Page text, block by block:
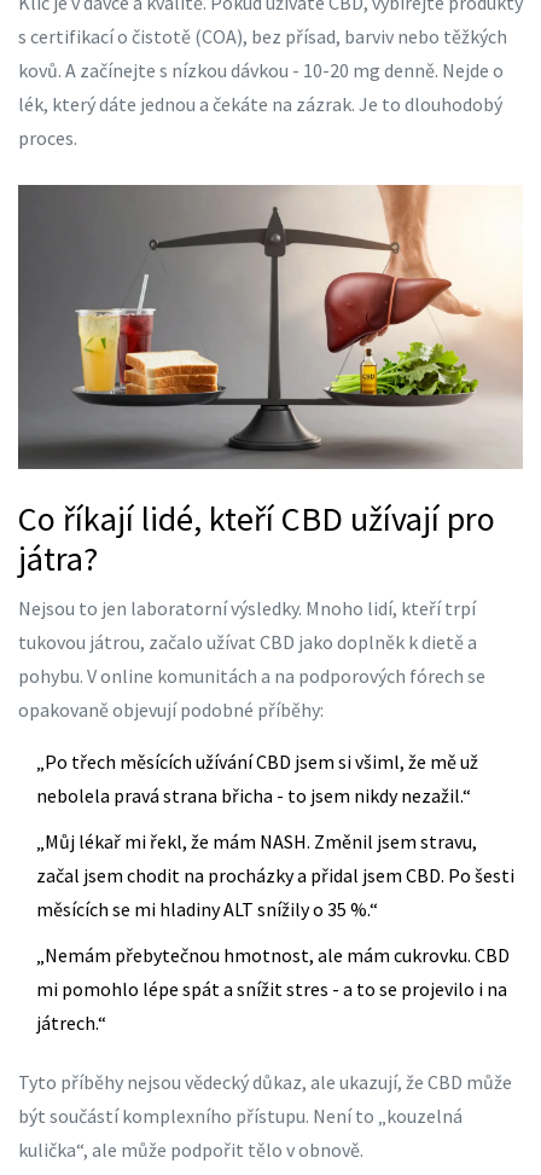
s certifikací o čistotě (COA), bez přísad, barviv nebo těžkých
kovů. A začínejte s nízkou dávkou - 10-20 mg denně. Nejde o
lék, který dáte jednou a čekáte na zázrak. Je to dlouhodobý
proces.
Co říkají lidé, kteří CBD užívají pro
játra?
Nejsou to jen laboratorní výsledky. Mnoho lidí, kteří trpí
tukovou játrou, začalo užívat CBD jako doplněk k dietě a
pohybu. V online komunitách a na podporových fórech se
opakovaně objevují podobné příběhy:
„Po třech měsících užívání CBD jsem si všiml, že mě už
nebolela pravá strana břicha - to jsem nikdy nezažil.“
„Můj lékař mi řekl, že mám NASH. Změnil jsem stravu,
začal jsem chodit na procházky a přidal jsem CBD. Po šesti
měsících se mi hladiny ALT snížily o 35 %.“
„Nemám přebytečnou hmotnost, ale mám cukrovku. CBD
mi pomohlo lépe spát a snížit stres - a to se projevilo i na
játrech.“
Tyto příběhy nejsou vědecký důkaz, ale ukazují, že CBD může
být součástí komplexního přístupu. Není to „kouzelná
kulička“, ale může podpořit tělo v obnově.